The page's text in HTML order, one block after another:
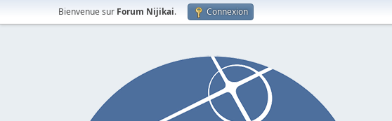
Bienvenue sur Forum Nijikai. Connexion